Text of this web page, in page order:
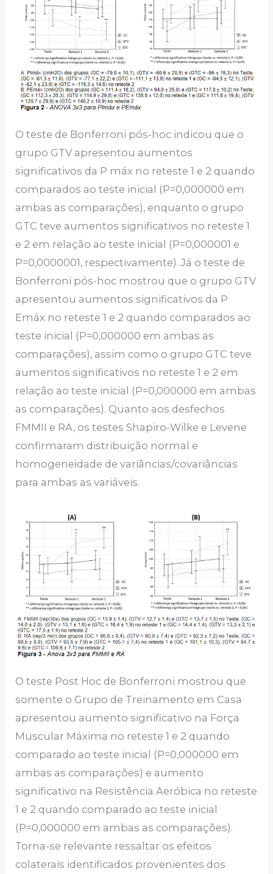
O teste de Bonferroni pós-hoc indicou que o
grupo GTV apresentou aumentos
significativos da P máx no reteste 1 e 2 quando
comparados ao teste inicial (P=0,000000 em
ambas as comparações), enquanto o grupo
GTC teve aumentos significativos no reteste 1
e 2 em relação ao teste inicial (P=0,000001 e
P=0,0000001, respectivamente). Já o teste de
Bonferroni pós-hoc mostrou que o grupo GTV
apresentou aumentos significativos da P
Emáx no reteste 1 e 2 quando comparados ao
teste inicial (P=0,000000 em ambas as
comparações), assim como o grupo GTC teve
aumentos significativos no reteste 1 e 2 em
relação ao teste inicial (P=0,000000 em ambas
as comparações). Quanto aos desfechos
FMMII e RA, os testes Shapiro-Wilke e Levene
confirmaram distribuição normal e
homogeneidade de variâncias/covariâncias
para ambas as variáveis.
O teste Post Hoc de Bonferroni mostrou que
somente o Grupo de Treinamento em Casa
apresentou aumento significativo na Força
Muscular Máxima no reteste 1 e 2 quando
comparado ao teste inicial (P=0,000000 em
ambas as comparações) e aumento
significativo na Resistência Aeróbica no reteste
1 e 2 quando comparado ao teste inicial
(P=0,000000 em ambas as comparações).
Torna-se relevante ressaltar os efeitos
colaterais identificados provenientes dos